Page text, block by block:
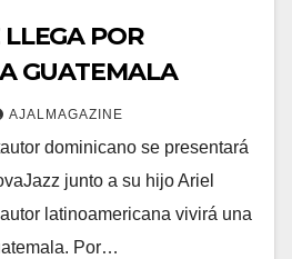
POR
GUATEMALA
AJALMAGAZINE
dominicano se presentará
junto a su hijo Ariel
latinoamericana vivirá una
Por…